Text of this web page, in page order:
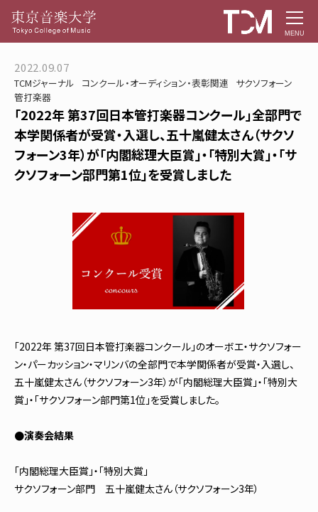
MENU
2022.09.07
TCMジャーナル コンクール・オーディション・表彰関連
サクソフォーン
管打楽器
「2022年 第37回日本管打楽器コンクール」全部門で
本学関係者が受賞・入選し、五十嵐健太さん（サクソ
フォーン3年）が「内閣総理大臣賞」・「特別大賞」・「サ
クソフォーン部門第1位」を受賞しました
「2022年 第37回日本管打楽器コンクール」のオーボエ・サクソフォー
ン・パーカッション・マリンバの全部門で本学関係者が受賞・入選し、
五十嵐健太さん（サクソフォーン3年）が「内閣総理大臣賞」・「特別大
賞」・「サクソフォーン部門第1位」を受賞しました。
●演奏会結果
「内閣総理大臣賞」・「特別大賞」
サクソフォーン部門 五十嵐健太さん（サクソフォーン3年）